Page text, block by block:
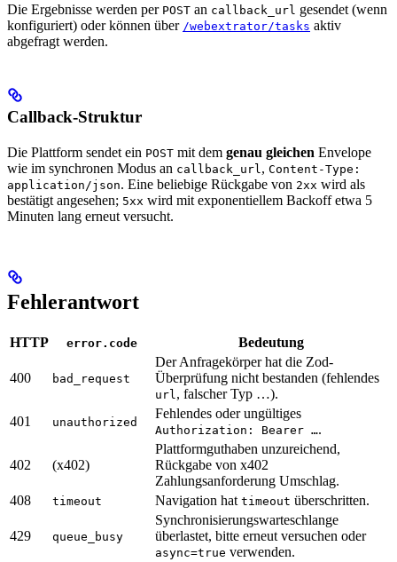
Die Ergebnisse werden per POST an callback_url gesendet (wenn
konfiguriert) oder können über /webextrator/tasks aktiv
abgefragt werden.
Callback-Struktur
Die Plattform sendet ein POST mit dem genau gleichen Envelope
wie im synchronen Modus an callback_url , Content-Type:
application/json. Eine beliebige Rückgabe von 2xx wird als
bestätigt angesehen; 5xx wird mit exponentiellem Backoff etwa 5
Minuten lang erneut versucht.
Fehlerantwort
HTTP error.code Bedeutung
400 bad_request
Der Anfragekörper hat die Zod-
Überprüfung nicht bestanden (fehlendes
url , falscher Typ …).
401
unauthorized
Fehlendes oder ungültiges
Authorization: Bearer ….
402 (x402)
Plattformguthaben unzureichend,
Rückgabe von x402
Zahlungsanforderung Umschlag.
408
timeout Navigation hat timeout überschritten.
429 queue_busy
Synchronisierungswarteschlange
überlastet, bitte erneut versuchen oder
async=true verwenden.